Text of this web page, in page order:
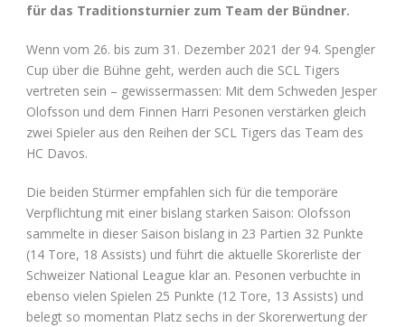
für das Traditionsturnier zum Team der Bündner.
Wenn vom 26. bis zum 31. Dezember 2021 der 94. Spengler
Cup über die Bühne geht, werden auch die SCL Tigers
vertreten sein – gewissermassen: Mit dem Schweden Jesper
Olofsson und dem Finnen Harri Pesonen verstärken gleich
zwei Spieler aus den Reihen der SCL Tigers das Team des
HC Davos.
Die beiden Stürmer empfahlen sich für die temporäre
Verpflichtung mit einer bislang starken Saison: Olofsson
sammelte in dieser Saison bislang in 23 Partien 32 Punkte
(14 Tore, 18 Assists) und führt die aktuelle Skorerliste der
Schweizer National League klar an. Pesonen verbuchte in
ebenso vielen Spielen 25 Punkte (12 Tore, 13 Assists) und
belegt so momentan Platz sechs in der Skorerwertung der